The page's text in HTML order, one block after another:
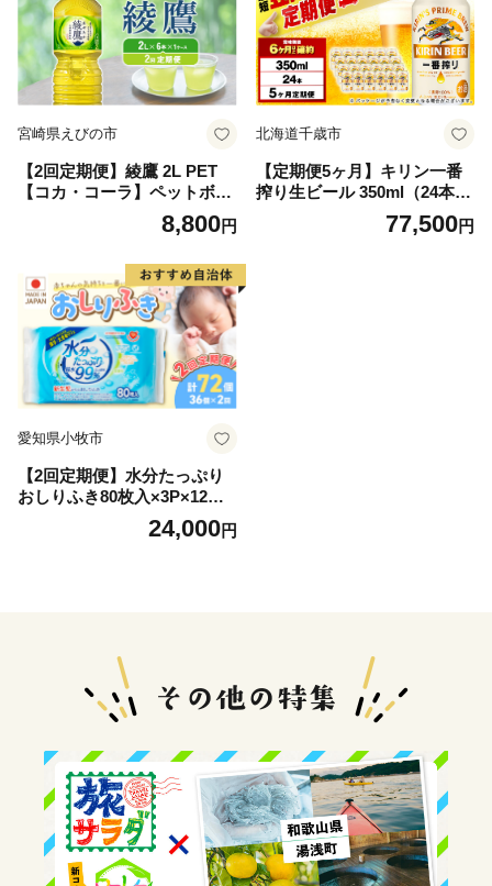
宮崎県えびの市
【2回定期便】綾鷹 2L PET
【コカ・コーラ】ペットボト
ル 1ケース(6本)定期便 2回(12
本)セット お茶 緑茶 日本茶
8,800円
北海道千歳市
【定期便5ヶ月】キリン一番
搾り生ビール 350ml（24本）
＜北海道千歳工場産＞77,500円
愛知県小牧市
【2回定期便】水分たっぷり
おしりふき80枚入×3P×12セ
ット×2回（計72個）ノンアル
コール 無香料 赤ちゃん 弱酸
24,000円